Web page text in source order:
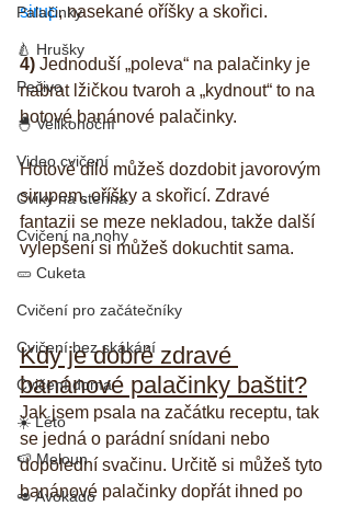
Palačinky
🍐 Hrušky
Pečivo
🐣 Velikonoční
Video cvičení
Cviky na stehna
Cvičení na nohy
🥒 Cuketa
Cvičení pro začátečníky
Cvičení bez skákání
Cvičení doma
☀️ Léto
🍉 Meloun
🥑 Avokádo
sirup, nasekané oříšky a skořici.
4) Jednoduší „poleva“ na palačinky je
nabrat lžičkou tvaroh a „kydnout“ to na
hotové banánové palačinky.
Hotové dílo můžeš dozdobit javorovým
sirupem, oříšky a skořicí. Zdravé
fantazii se meze nekladou, takže další
vylepšení si můžeš dokuchtit sama.
Kdy je dobré zdravé
banánové palačinky baštit?
Jak jsem psala na začátku receptu, tak
se jedná o parádní snídani nebo
dopolední svačinu. Určitě si můžeš tyto
banánové palačinky dopřát ihned po